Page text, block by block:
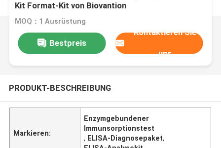
Kit Format-Kit von Biovantion
MOQ：1 Ausrüstung
Bestpreis
Kontaktieren Sie
uns
PRODUKT-BESCHREIBUNG
Markieren:
Enzymgebundener
Immunsorptionstest
, ELISA-Diagnosepaket,